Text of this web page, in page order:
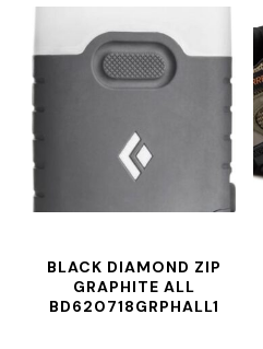
BLACK DIAMOND ZIP
GRAPHITE ALL
BD620718GRPHALL1